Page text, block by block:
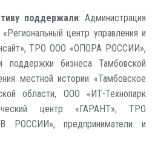
поддержали: Администрация
центр управления и
ТРО ООО «ОПОРА РОССИИ»,
поддержки бизнеса Тамбовской
местной истории «Тамбовское
области, ООО «ИТ-Технопарк
центр «ГАРАНТ», ТРО
предприниматели и